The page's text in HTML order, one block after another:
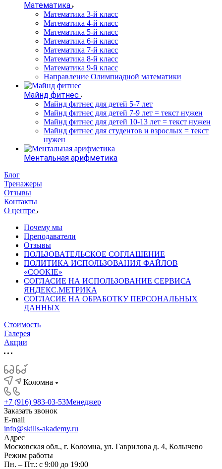
Математика
Математика 3-й класс
Математика 4-й класс
Математика 5-й класс
Математика 6-й класс
Математика 7-й класс
Математика 8-й класс
Математика 9-й класс
Направление Олимпиадной математики
Майнд фитнес
Майнд фитнес для детей 5-7 лет
Майнд фитнес для детей 7-9 лет = текст нужен
Майнд фитнес для детей 10-13 лет = текст нужен
Майнд фитнес для студентов и взрослых = текст
нужен
Ментальная арифметика
Блог
Тренажеры
Отзывы
Контакты
О центре
Почему мы
Преподаватели
Отзывы
ПОЛЬЗОВАТЕЛЬСКОЕ СОГЛАШЕНИЕ
ПОЛИТИКА ИСПОЛЬЗОВАНИЯ ФАЙЛОВ
«COOKIE»
СОГЛАСИЕ НА ИСПОЛЬЗОВАНИЕ СЕРВИСА
ЯНДЕКС.МЕТРИКА
СОГЛАСИЕ НА ОБРАБОТКУ ПЕРСОНАЛЬНЫХ
ДАННЫХ
Стоимость
Галерея
Акции
Коломна
+7 (916) 983-03-53Менеджер
Заказать звонок
E-mail
info@skills-akademy.ru
Адрес
Московская обл., г. Коломна, ул. Гаврилова д. 4, Колычево
Режим работы
Пн. – Пт.: с 9:00 до 19:00